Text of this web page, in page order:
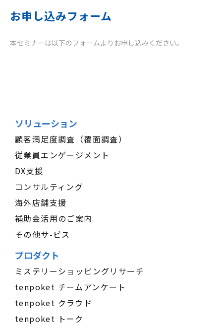
お申し込みフォーム
本セミナーは以下のフォームよりお申し込みください。
ソリューション
顧客満足度調査（覆面調査）
従業員エンゲージメント
DX支援
コンサルティング
海外店舗支援
補助金活用のご案内
その他サ-ビス
プロダクト
ミステリーショッピングリサーチ
tenpoket チームアンケート
tenpoket クラウド
tenpoket トーク